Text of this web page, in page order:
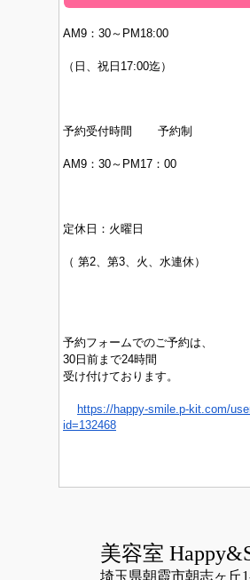
AM9：30～PM18:00
（日、祝日17:00迄）
予約受付時間 予約制
AM9：30～PM17：00
定休日： 火曜日
（ 第2、第3、火、水連休）
予約フォームでのご予約は、
30日前まで24時間
受け付けております。
https://happy-smile.p-kit.com/
id=132468
美容室
埼玉県朝霞市朝志ヶ丘